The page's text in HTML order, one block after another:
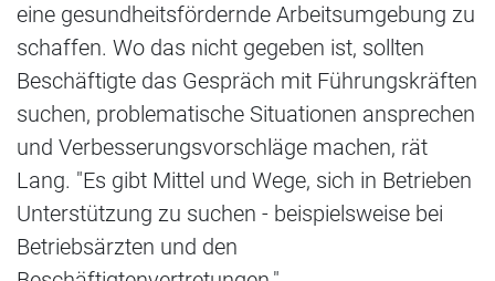
eine gesundheitsfördernde Arbeitsumgebung zu
schaffen. Wo das nicht gegeben ist, sollten
Beschäftigte das Gespräch mit Führungskräften
suchen, problematische Situationen ansprechen
und Verbesserungsvorschläge machen, rät
Lang. "Es gibt Mittel und Wege, sich in Betrieben
Unterstützung zu suchen - beispielsweise bei
Betriebsärzten und den